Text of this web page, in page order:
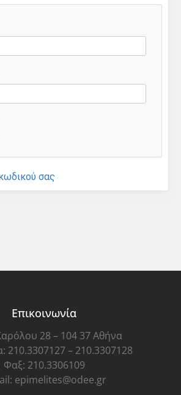
σας
Επικοινωνία
28 – 104 37 Αθήνα
210.3307127 – 210.3307128
Φαξ: 210.3306109
epimelites@odee.gr